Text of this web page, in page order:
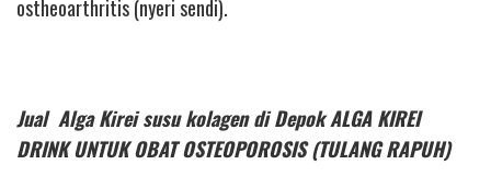
ostheoarthritis (nyeri sendi).
Jual Alga Kirei susu kolagen di Depok ALGA KIREI
DRINK UNTUK OBAT OSTEOPOROSIS (TULANG RAPUH)